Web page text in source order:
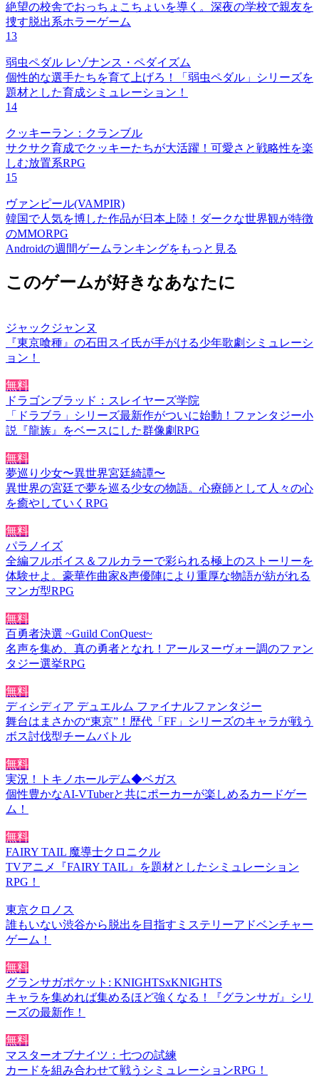
絶望の校舎でおっちょこちょいを導く。深夜の学校で親友を
捜す脱出系ホラーゲーム
13
弱虫ペダル レゾナンス・ペダイズム
個性的な選手たちを育て上げろ！「弱虫ペダル」シリーズを
題材とした育成シミュレーション！
14
クッキーラン：クランブル
サクサク育成でクッキーたちが大活躍！可愛さと戦略性を楽
しむ放置系RPG
15
ヴァンピール(VAMPIR)
韓国で人気を博した作品が日本上陸！ダークな世界観が特徴
のMMORPG
Androidの週間ゲームランキングをもっと見る
このゲームが好きなあなたに
ジャックジャンヌ
『東京喰種』の石田スイ氏が手がける少年歌劇シミュレーシ
ョン！
無料
ドラゴンブラッド：スレイヤーズ学院
「ドラブラ」シリーズ最新作がついに始動！ファンタジー小
説『龍族』をベースにした群像劇RPG
無料
夢巡り少女〜異世界宮廷綺譚〜
異世界の宮廷で夢を巡る少女の物語。心療師として人々の心
を癒やしていくRPG
無料
パラノイズ
全編フルボイス＆フルカラーで彩られる極上のストーリーを
体験せよ。豪華作曲家&声優陣により重厚な物語が紡がれる
マンガ型RPG
無料
百勇者決選 ~Guild ConQuest~
名声を集め、真の勇者となれ！アールヌーヴォー調のファン
タジー選挙RPG
無料
ディシディア デュエルム ファイナルファンタジー
舞台はまさかの“東京”！歴代「FF」シリーズのキャラが戦う
ボス討伐型チームバトル
無料
実況！トキノホールデム◆ベガス
個性豊かなAI-VTuberと共にポーカーが楽しめるカードゲー
ム！
無料
FAIRY TAIL 魔導士クロニクル
TVアニメ『FAIRY TAIL』を題材としたシミュレーション
RPG！
東京クロノス
誰もいない渋谷から脱出を目指すミステリーアドベンチャー
ゲーム！
無料
グランサガポケット: KNIGHTSxKNIGHTS
キャラを集めれば集めるほど強くなる！『グランサガ』シリ
ーズの最新作！
無料
マスターオブナイツ：七つの試練
カードを組み合わせて戦うシミュレーションRPG！